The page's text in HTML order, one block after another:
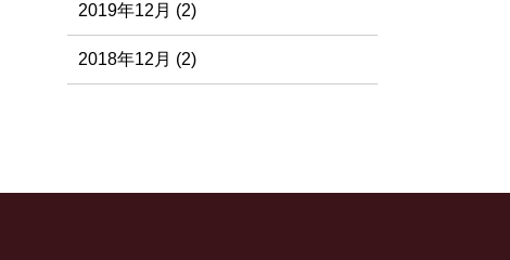
2019年12月 (2)
2018年12月 (2)